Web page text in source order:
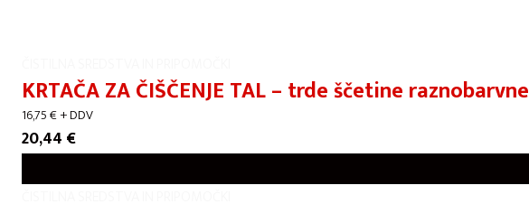
KRTAČA ZA ČIŠČENJE TAL – trde ščetine raznobarvne
16,75€+ DDV
20,44 €